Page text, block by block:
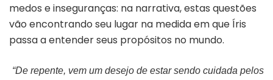
medos e inseguranças: na narrativa, estas questões
vão encontrando seu lugar na medida em que Íris
passa a entender seus propósitos no mundo.
“De repente, vem um desejo de estar sendo cuidada pelos